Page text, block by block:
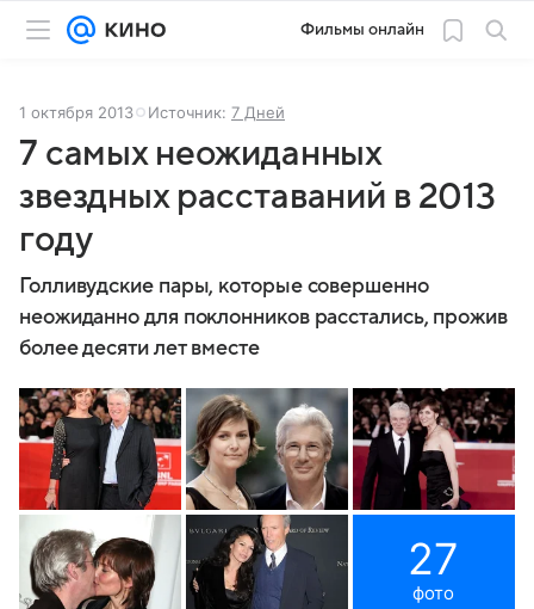
Фильмы онлайн
1 октября 2013 Источник: 7 Дней
7 самых неожиданных
звездных расставаний в 2013
году
Голливудские пары, которые совершенно
неожиданно для поклонников расстались, прожив
более десяти лет вместе
27
фото